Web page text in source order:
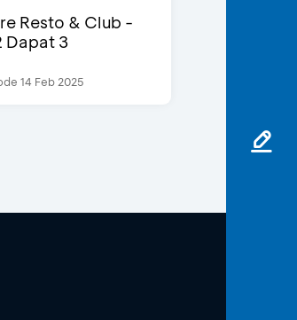
Resto & Club -
Dapat 3
14 Feb 2025